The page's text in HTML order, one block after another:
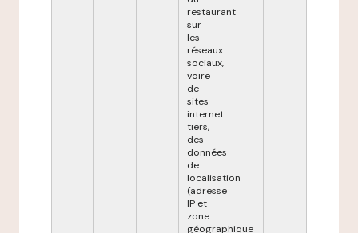
restaurant
sur
les
réseaux
sociaux,
voire
de
sites
internet
tiers,
des
données
de
localisation
(adresse
IP et
zone
géographique